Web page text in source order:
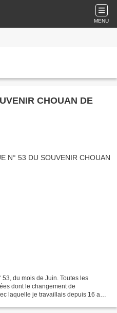
MENU
CHOUAN DE
du mois de Juin. Toutes les
dont le changement de
laquelle je travaillais depuis 16 ans.